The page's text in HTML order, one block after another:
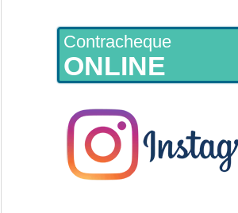
Contracheque
ONLINE